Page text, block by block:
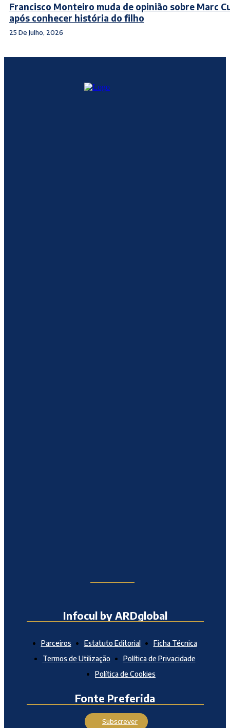
Francisco Monteiro muda de opinião sobre Marc
após conhecer história do filho
25 De Julho, 2026
Infocul by ARDglobal
Parceiros Estatuto Editorial
Ficha Técnica
Termos de Utilização
Política de Privacidade
Política de Cookies
Fonte Preferida
Subscrever